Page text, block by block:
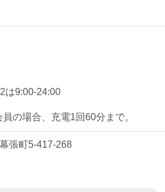
は9:00-24:00
の場合、充電1回60分まで。
張町5-417-268